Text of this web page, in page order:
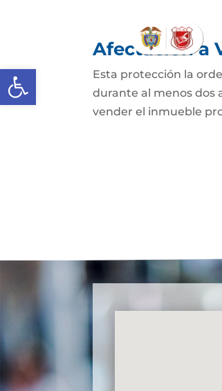
Abrir barra de herramientas
Afectación a
Esta protección la
durante al menos dos
vender el inmueble